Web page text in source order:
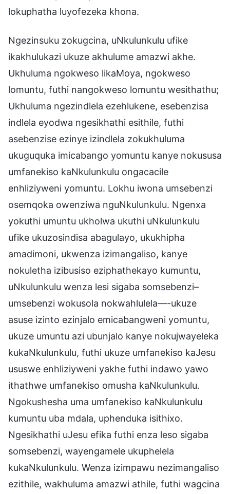
lokuphatha luyofezeka khona.
Ngezinsuku zokugcina, uNkulunkulu ufike
ikakhulukazi ukuze akhulume amazwi akhe.
Ukhuluma ngokweso likaMoya, ngokweso
lomuntu, futhi nangokweso lomuntu wesithathu;
Ukhuluma ngezindlela ezehlukene, esebenzisa
indlela eyodwa ngesikhathi esithile, futhi
asebenzise ezinye izindlela zokukhuluma
ukuguquka imicabango yomuntu kanye nokususa
umfanekiso kaNkulunkulu ongacacile
enhliziyweni yomuntu. Lokhu iwona umsebenzi
osemqoka owenziwa nguNkulunkulu. Ngenxa
yokuthi umuntu ukholwa ukuthi uNkulunkulu
ufike ukuzosindisa abagulayo, ukukhipha
amadimoni, ukwenza izimangaliso, kanye
nokuletha izibusiso eziphathekayo kumuntu,
uNkulunkulu wenza lesi sigaba somsebenzi–
umsebenzi wokusola nokwahlulela—-ukuze
asuse izinto ezinjalo emicabangweni yomuntu,
ukuze umuntu azi ubunjalo kanye nokujwayeleka
kukaNkulunkulu, futhi ukuze umfanekiso kaJesu
ususwe enhliziyweni yakhe futhi indawo yawo
ithathwe umfanekiso omusha kaNkulunkulu.
Ngokushesha uma umfanekiso kaNkulunkulu
kumuntu uba mdala, uphenduka isithixo.
Ngesikhathi uJesu efika futhi enza leso sigaba
somsebenzi, wayengamele ukuphelela
kukaNkulunkulu. Wenza izimpawu nezimangaliso
ezithile, wakhuluma amazwi athile, futhi wagcina